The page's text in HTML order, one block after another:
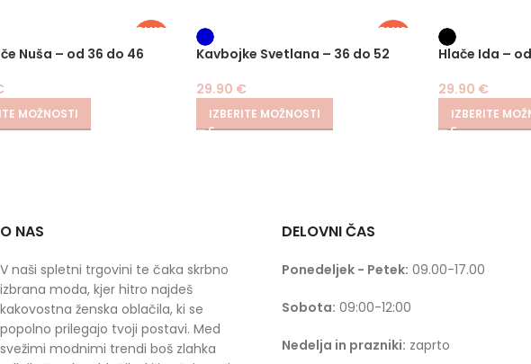
PLUS
Nuša – od 36 do 46
MOŽNOSTI
PLUS
Kavbojke Svetlana – 36 do 52
29.90 €
IZBERITE MOŽNOSTI
Hlače Ida –
29.90 €
IZBERITE
O NAS
V naši spletni trgovini te čaka skrbno
izbrana moda, kjer hitro najdeš
kakovostna ženska oblačila, ki se
popolno prilegajo tvoji postavi. Med
svežimi modnimi trendi boš zlahka
DELOVNI ČAS
Ponedeljek - Petek: 09.00-17.00
Sobota: 09:00-12:00
Nedelja in prazniki: zaprto